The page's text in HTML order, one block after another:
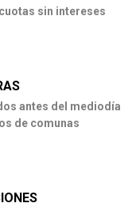
sin intereses
antes del mediodía
de comunas